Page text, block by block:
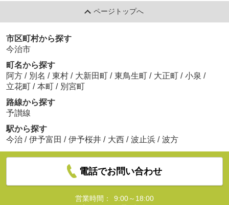
ページトップへ
市区町村から探す
今治市
町名から探す
阿方 / 別名 / 東村 / 大新田町 / 東鳥生町 / 大正町 / 小泉 /
立花町 / 本町 / 別宮町
路線から探す
予讃線
駅から探す
今治 / 伊予富田 / 伊予桜井 / 大西 / 波止浜 / 波方
電話でお問い合わせ
営業時間：
9:00～18:00